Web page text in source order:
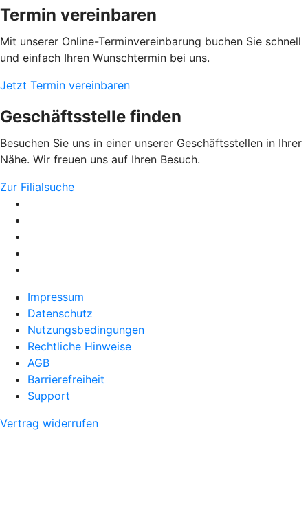
Termin vereinbaren
Mit unserer Online-Terminvereinbarung buchen Sie schnell
und einfach Ihren Wunschtermin bei uns.
Jetzt Termin vereinbaren
Geschäftsstelle finden
Besuchen Sie uns in einer unserer Geschäftsstellen in Ihrer
Nähe. Wir freuen uns auf Ihren Besuch.
Zur Filialsuche
Impressum
Datenschutz
Nutzungsbedingungen
Rechtliche Hinweise
AGB
Barrierefreiheit
Support
Vertrag widerrufen